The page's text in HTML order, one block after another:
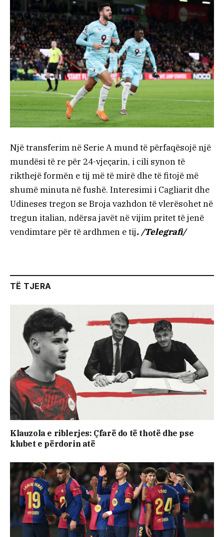
Një transferim në Serie A mund të përfaqësojë një
mundësi të re për 24-vjeçarin, i cili synon të
rikthejë formën e tij më të mirë dhe të fitojë më
shumë minuta në fushë. Interesimi i Cagliarit dhe
Udineses tregon se Broja vazhdon të vlerësohet në
tregun italian, ndërsa javët në vijim pritet të jenë
vendimtare për të ardhmen e tij. /Telegrafi/
TË TJERA
Klauzola e riblerjes: Çfarë do të thotë dhe pse
klubet e përdorin atë